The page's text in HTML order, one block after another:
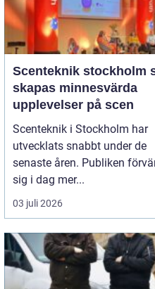
Scenteknik stockholm så
skapas minnesvärda
upplevelser på scen
Scenteknik i Stockholm har
utvecklats snabbt under de
senaste åren. Publiken
sig i dag mer...
03 juli 2026